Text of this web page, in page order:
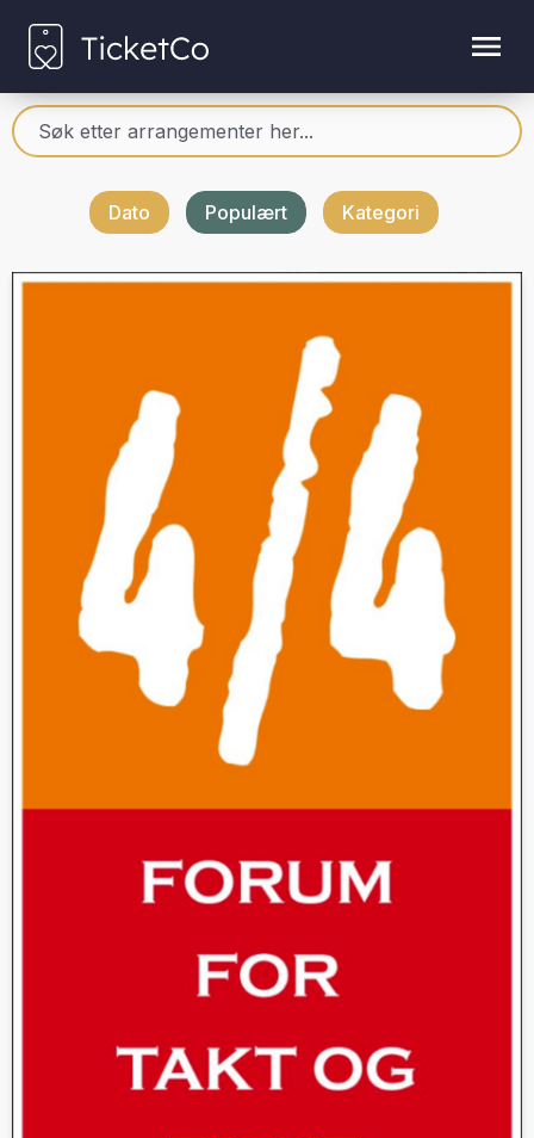
Dato Populært Kategori